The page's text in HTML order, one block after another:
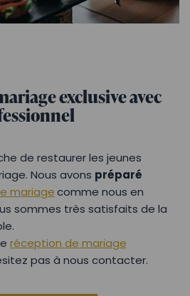
exclusive avec
de restaurer les jeunes
Nous avons préparé
mariagecomme nous en
sommes très satisfaits de la
réception de mariage
pas à nous contacter.